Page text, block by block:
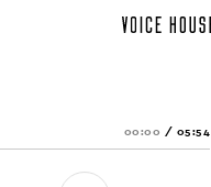
00:00 / 05:54